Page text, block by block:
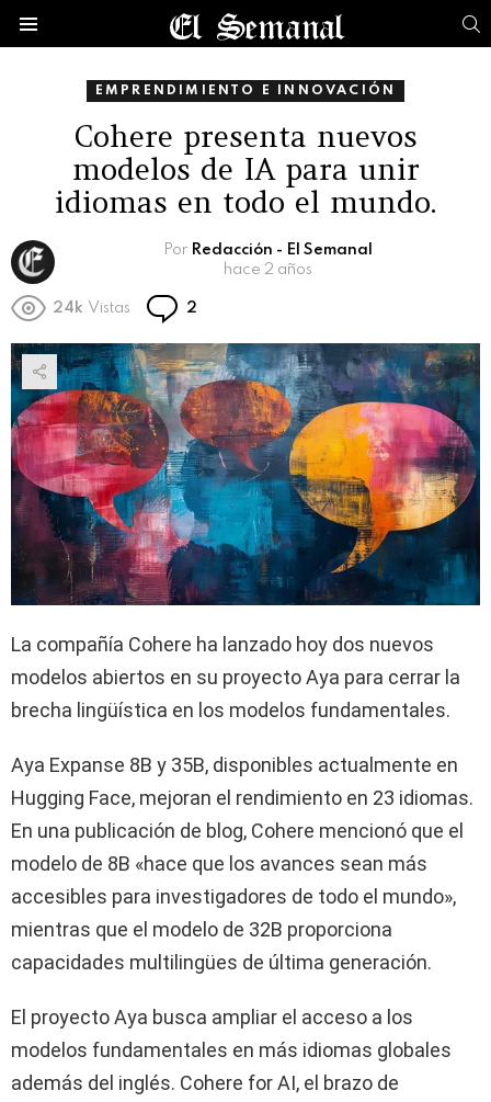
EMPRENDIMIENTO E INNOVACIÓN
Cohere presenta nuevos
modelos de IA para unir
idiomas en todo el mundo.
Por Redacción - El Semanal
hace 2 años
24k Vistas 2
La compañía Cohere ha lanzado hoy dos nuevos
modelos abiertos en su proyecto Aya para cerrar la
brecha lingüística en los modelos fundamentales.
Aya Expanse 8B y 35B, disponibles actualmente en
Hugging Face, mejoran el rendimiento en 23 idiomas.
En una publicación de blog, Cohere mencionó que el
modelo de 8B «hace que los avances sean más
accesibles para investigadores de todo el mundo»,
mientras que el modelo de 32B proporciona
capacidades multilingües de última generación.
El proyecto Aya busca ampliar el acceso a los
modelos fundamentales en más idiomas globales
además del inglés. Cohere for AI, el brazo de